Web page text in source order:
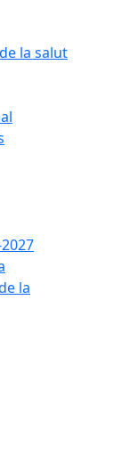
la salut
la